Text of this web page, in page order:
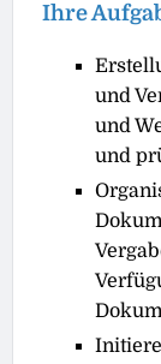
Ihre
und
und
und